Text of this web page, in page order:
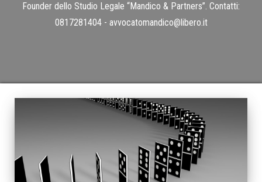
Founder dello Studio Legale “Mandico & Partners”. Contatti:
0817281404 - avvocatomandico@libero.it